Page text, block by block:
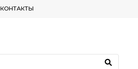
КОНТАКТЫ